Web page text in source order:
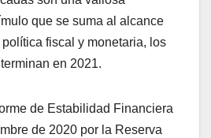
que se suma al alcance
fiscal y monetaria, los
en 2021.
de Estabilidad Financiera
de 2020 por la Reserva